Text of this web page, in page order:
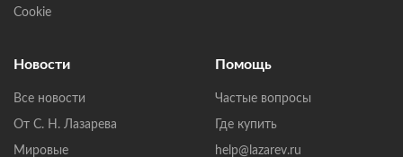
Cookie
Новости
Все новости
От С. Н. Лазарева
Мировые
Помощь
Частые вопросы
Где купить
help@lazarev.ru